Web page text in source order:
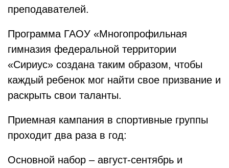
преподавателей.
Программа ГАОУ «Многопрофильная
гимназия федеральной территории
«Сириус» создана таким образом, чтобы
каждый ребенок мог найти свое призвание и
раскрыть свои таланты.
Приемная кампания в спортивные группы
проходит два раза в год:
Основной набор – август-сентябрь и